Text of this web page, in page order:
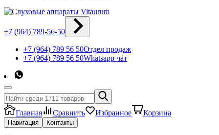
+7 (964) 789-56-50
+7 (964) 789 56 50Отдел продаж
+7 (964) 789 56 50Whatsapp чат
Главная Сравнить Избранное Корзина
Навигация Контакты